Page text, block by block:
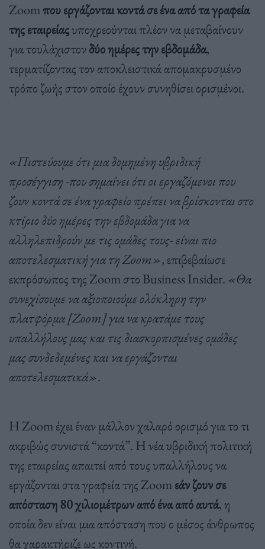
Zoomπου εργάζονται κοντά σε ένα από τα γραφεία
της εταιρείαςυποχρεούνται πλέον να μεταβαίνουν
για τουλάχιστον δύο ημέρες την εβδομάδα,
τερματίζοντας τον αποκλειστικά απομακρυσμένο
τρόπο ζωής στον οποίο έχουν συνηθίσει ορισμένοι.
«Πιστεύουμε ότι μια δομημένη υβριδική
προσέγγιση -που σημαίνει ότι οι εργαζόμενοι που
ζουν κοντά σε ένα γραφείο πρέπει να βρίσκονται στο
κτίριο δύο ημέρες την εβδομάδα για να
αλληλεπιδρούν με τις ομάδες τους- είναι πιο
αποτελεσματική για τη Zoom», επιβεβαίωσε
εκπρόσωπος της Zoom στο Business Insider. «Θα
συνεχίσουμε να αξιοποιούμε ολόκληρη την
πλατφόρμα [Zoom] για να κρατάμε τους
υπαλλήλους μας και τις διασκορπισμένες ομάδες
μας συνδεδεμένες και να εργάζονται
αποτελεσματικά».
Η Zoom έχει έναν μάλλον χαλαρό ορισμό για το τι
ακριβώς συνιστά “κοντά”. Η νέα υβριδική πολιτική
της εταιρείας απαιτεί από τους υπαλλήλους να
εργάζονται στα γραφεία της Zoomεάν ζουν σε
απόσταση 80 χιλιομέτρων από ένα από αυτά, η
οποία δεν είναι μια απόσταση που ο μέσος άνθρωπος
θα χαρακτήριζε ως κοντινή.